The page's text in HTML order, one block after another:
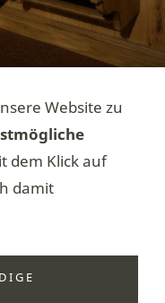
Website zu
dem Klick auf
damit